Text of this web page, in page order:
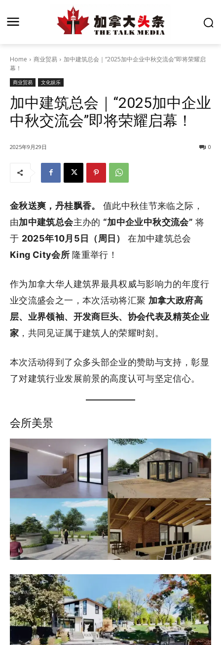
Home 商业贸易
加中建筑总会｜“2025加中企业中秋交流会”即将荣耀启
幕！
商业贸易 文化娱乐
加中建筑总会｜“2025加中企业
中秋交流会”即将荣耀启幕！
2025年9月29日 0
金秋送爽，丹桂飘香。
值此中秋佳节来临之际，
由加中建筑总会主办的 “加中企业中秋交流会” 将
于 2025年10月5日（周日）
在加中建筑总会
King City会所隆重举行！
作为加拿大华人建筑界最具权威与影响力的年度行
业交流盛会之一，本次活动将汇聚 加拿大政府高
层、业界领袖、开发商巨头、协会代表及精英企业
家 ，共同见证属于建筑人的荣耀时刻。
本次活动得到了众多头部企业的赞助与支持，彰显
了对建筑行业发展前景的高度认可与坚定信心。
会所美景